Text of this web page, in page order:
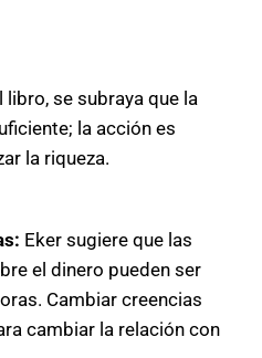
libro, se subraya que la
la acción es
la riqueza.
Eker sugiere que las
el dinero pueden ser
Cambiar creencias
cambiar la relación con